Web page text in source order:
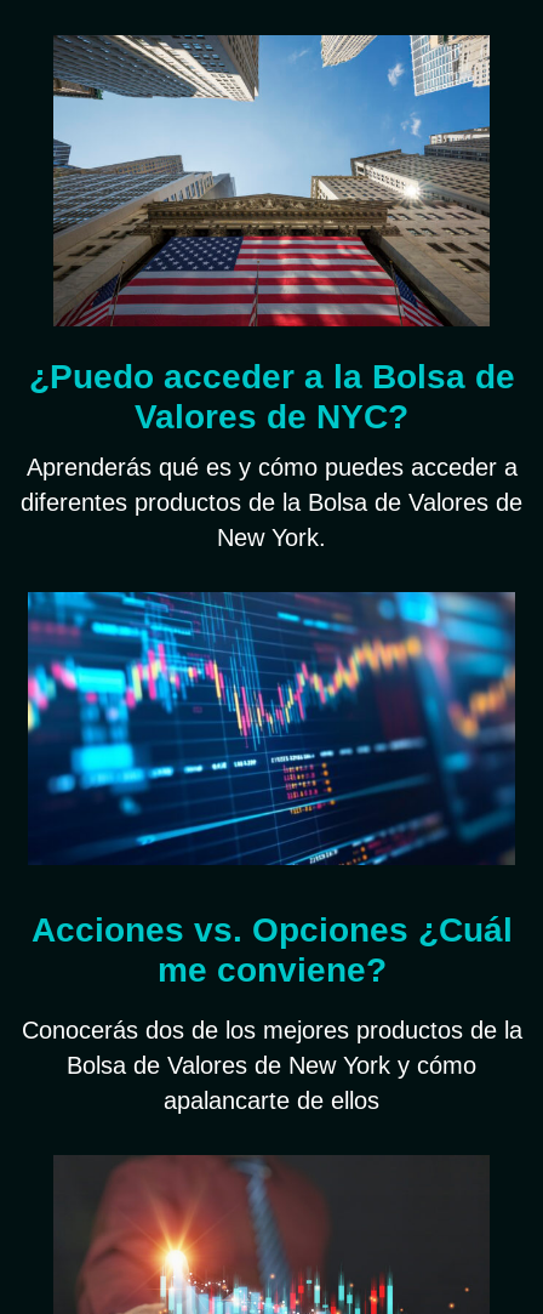
¿Puedo acceder a la Bolsa de
Valores de NYC?
Aprenderás qué es y cómo puedes acceder a
diferentes productos de la Bolsa de Valores de
New York.
Acciones vs. Opciones ¿Cuál
me conviene?
Conocerás dos de los mejores productos de la
Bolsa de Valores de New York y cómo
apalancarte de ellos